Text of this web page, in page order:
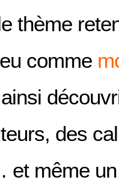
thème
comme
des
et même